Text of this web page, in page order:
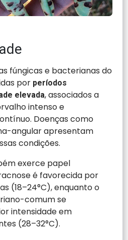
fúngicas e bacterianas do
por períodos
elevada, associados a
intenso e
Doenças como
angular apresentam
condições.
exerce papel
é favorecida por
(18–24°C), enquanto o
comum se
intensidade em
(28–32°C).